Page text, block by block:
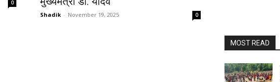
0
Shadik - November 19, 2025 0
MOST READ